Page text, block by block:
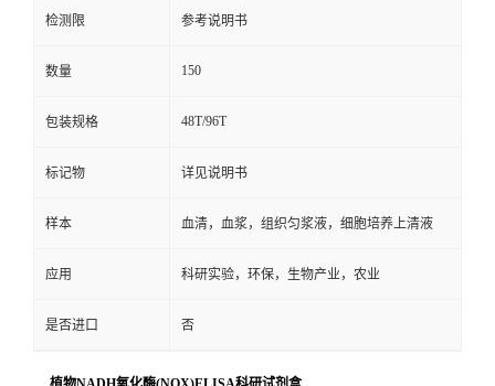
检测限 参考说明书
数量 150
包装规格 48T/96T
标记物 详见说明书
样本 血清，血浆，组织匀浆液，细胞培养上清液
应用 科研实验，环保，生物产业，农业
是否进口 否